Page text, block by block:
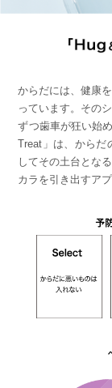
からだには、健康
っています。その
ずつ歯車が狂い始
Treat」は、からだ
してその土台とな
カラを引き出すア